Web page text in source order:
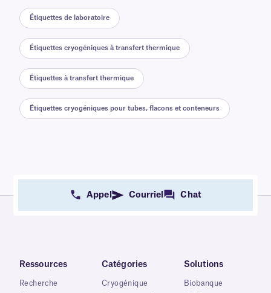
Étiquettes de laboratoire
Étiquettes cryogéniques à transfert thermique
Étiquettes à transfert thermique
Étiquettes cryogéniques pour tubes, flacons et conteneurs
Appel Courriel Chat
Ressources
Recherche
Catégories
Cryogénique
Solutions
Biobanque